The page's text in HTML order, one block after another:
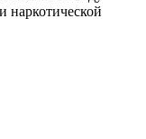
наркотической